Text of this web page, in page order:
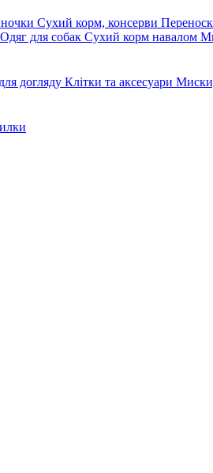
Сухий корм, консерви
Одяг для собак Сухий корм навалом
догляду Клітки та аксесуари